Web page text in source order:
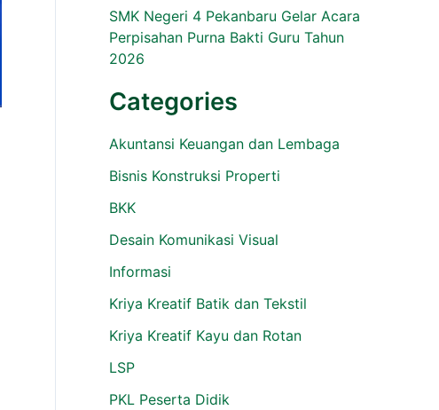
SMK Negeri 4 Pekanbaru Gelar Acara
Perpisahan Purna Bakti Guru Tahun
2026
Categories
Akuntansi Keuangan dan Lembaga
Bisnis Konstruksi Properti
BKK
Desain Komunikasi Visual
Informasi
Kriya Kreatif Batik dan Tekstil
Kriya Kreatif Kayu dan Rotan
LSP
PKL Peserta Didik